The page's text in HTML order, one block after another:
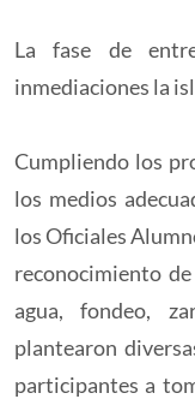
La fase de
inmediaciones la
Cumpliendo los
los medios
los Oficiales
reconocimiento
agua, fondeo,
plantearon
participantes a